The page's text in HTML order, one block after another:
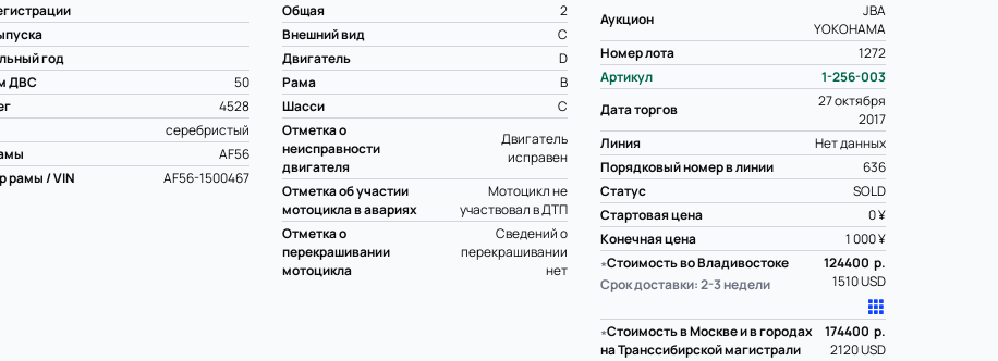
Аукцион
JBA
YOKOHAMA
Номер лота
1272
Артикул
1-256-003
Дата торгов
27 октября
2017
Линия
Нет данных
Порядковый номер в линии
636
Статус
SOLD
Стартовая цена
0 ¥
Конечная цена
1 000 ¥
∗Стоимость во Владивостоке
Срок доставки: 2-3 недели
124400 р.
1510 USD
∗Стоимость в Москве и в городах
на Транссибирской магистрали
174400 р.
2120 USD
год
ДВС
50
4528
серебристый
AF56
рамы / VIN
AF56-1500467
Общая
2
Внешний вид
C
Двигатель
D
Рама
B
Шасси
C
Отметка о
неисправности
двигателя
Двигатель
исправен
Отметка об участии
мотоцикла в авариях
Мотоцикл не
участвовал в ДТП
Отметка о
перекрашивании
мотоцикла
Сведений о
перекрашивании
нет